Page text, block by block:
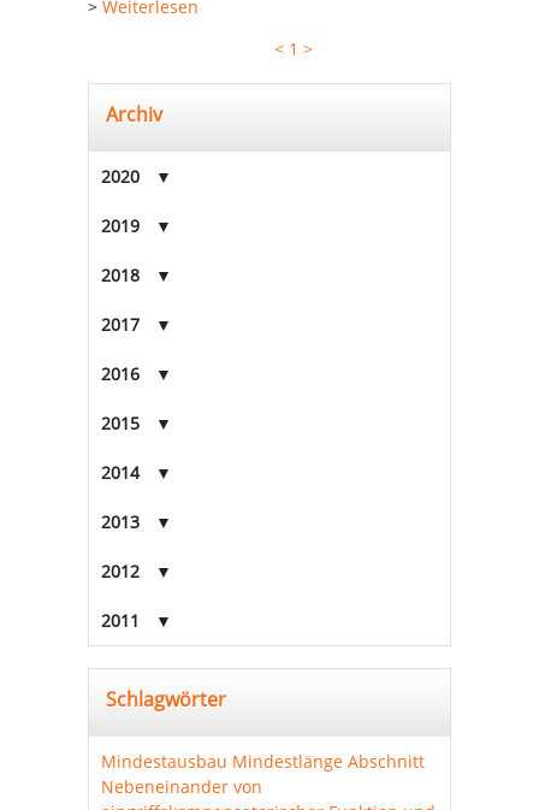
> Weiterlesen
< 1 >
Archiv
2020
2019
2018
2017
2016
2015
2014
2013
2012
2011
Schlagwörter
Mindestausbau Mindestlänge Abschnitt
Nebeneinander von